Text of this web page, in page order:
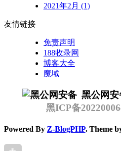
2021年2月 (1)
友情链接
免责声明
188收录网
博客大全
魔域
黑公网安
黑ICP备
Powered By Z-BlogPHP. Theme